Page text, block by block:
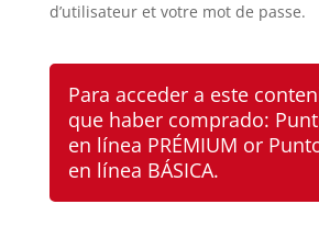
d’utilisateur et votre mot de passe.
Para acceder a este
que haber comprado:
en línea PRÉMIUM or
en línea BÁSICA.